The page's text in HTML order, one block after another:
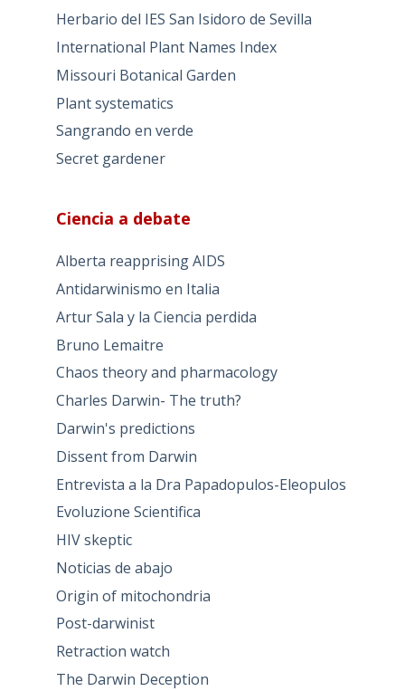
Herbario del IES San Isidoro de Sevilla
International Plant Names Index
Missouri Botanical Garden
Plant systematics
Sangrando en verde
Secret gardener
Ciencia a debate
Alberta reapprising AIDS
Antidarwinismo en Italia
Artur Sala y la Ciencia perdida
Bruno Lemaitre
Chaos theory and pharmacology
Charles Darwin- The truth?
Darwin's predictions
Dissent from Darwin
Entrevista a la Dra Papadopulos-Eleopulos
Evoluzione Scientifica
HIV skeptic
Noticias de abajo
Origin of mitochondria
Post-darwinist
Retraction watch
The Darwin Deception